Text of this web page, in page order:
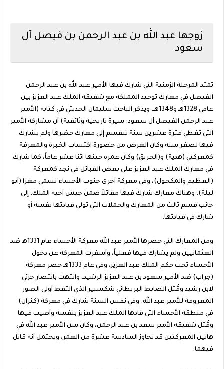
زوجها عبد الله بن عبد الرحمن بن فيصل آل
سعود
تمتد المرحلة الزمنية التي شارك فيها الأمير عبد الله بن عبد الرحمن
الفيصل في معارك توحيد المملكة مع شقيقة الملك عبد العزيز بين
عامي 1328هـ و1348هـ، ويذكر الباحث سليمان الحديثي في كتابه (الأمير
عبد الرحمن الفيصل آل سعود: سيرة تاريخية وثائقية) أن مشاركة الأمير
التي تغطي فترة عشرين سنة تنقسم إلى معارك حضرها ولم يشارك
فيها لصغر سنه وكان الغرض من حضورة اكتساب الخبرة والمعرفة
كمعركتي (هدية) و(الحريق) وكان عمره حينها اثنا عشر عاماً، كما شارك
في معارك الملك عبد العزيز على بعض القبائل في نجد كمعركة
(العظيم والمكحول)، وفي معركة أخرى جنوب الأحساء تسمى مغزا (أبو
ليلة). وهناك معارك شارك فيها مقاتلاً ضمن جيش أخيه الملك، إلى
جانب قسم ثالث من المعارك والحملات التي تولى قيادتها نفسه أو
شارك في قيادتها.
ومن المعارك التي حضرها الأمير عبد الله معركة الأحساء عام 1331هـ ضد
العثمانيين ولم يشارك فيها فعلياً، وأسفرت المعركة عن دخول
الأحساء تحت حكم الملك عبد العزيز، وفي عام 1333هـ حضر معركة
(جراب) ضد الأمير سعود بن عبد العزيز الرشيد، وانتهت بانتصار جزئي
لابن رشيد وقُتل الضابط البريطاني شكسبير الذي التقط أولى الصور
المعروفة للأمير عبد الله. وفي نفس السنة شارك في معركة (كنزان)
في منطقة الأحساء التي قادها الملك عبد العزيز بنفسه وأصيب فيها
وقُتل شقيقه الأمير سعد بن عبد الرحمن، وكان سن الأمير عبد الله في
هاتين المعركتين قد تجاوز السادسة عشرة من العمر، ويحتمل أنه قاتل
فيهما.